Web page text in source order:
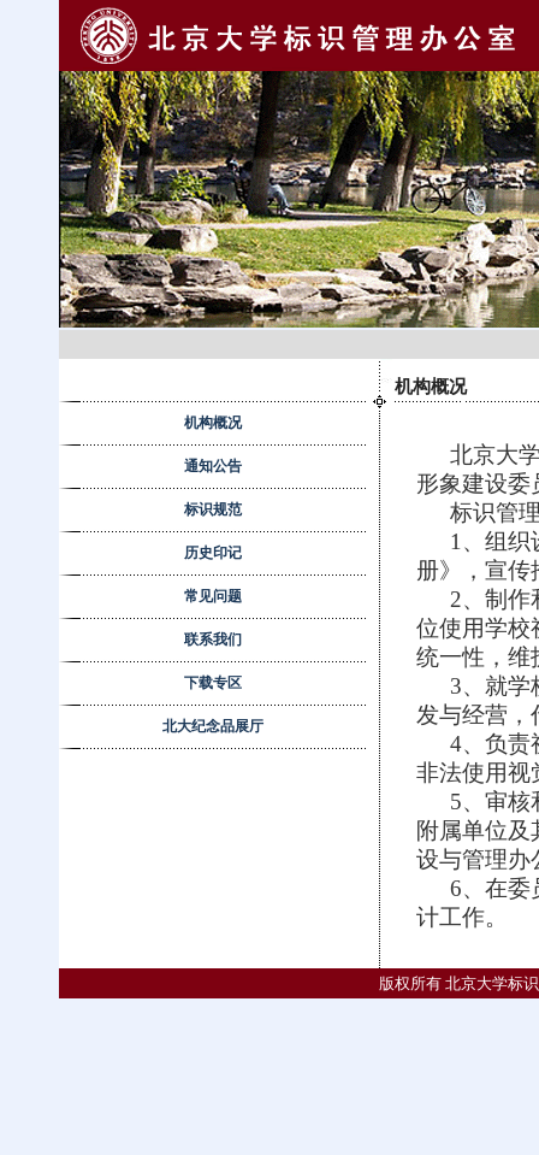
机构概况
通知公告
标识规范
历史印记
常见问题
联系我们
下载专区
北大纪念品展厅
机构概况
北京大
形象建设委
标识管
1 、组织
册》，宣传
2、制作
位使用学校
统一性，维
3、就学
发与经营，
4、负责
非法使用视
5、审核
附属单位
设与管理办
6、在委
计工作。
版权所有 北京大学标